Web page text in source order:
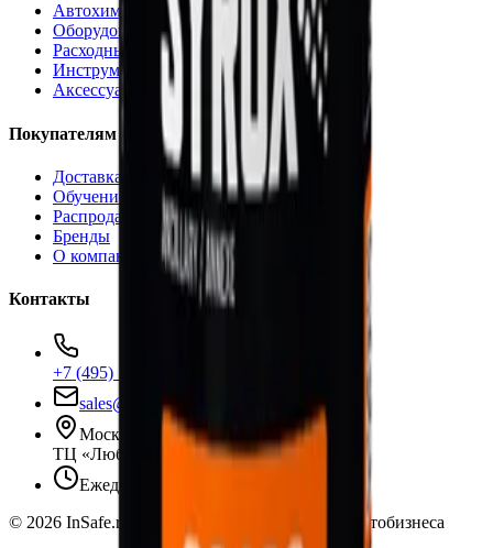
Автохимия
Оборудование
Расходные материалы
Инструменты
Аксессуары
Покупателям
Доставка и оплата
Обучение
Распродажа
Бренды
О компании
Контакты
+7 (495) 135-35-99
sales@insafe.ru
Москва, Люблинская ул., 153.
ТЦ «Люблю Молл», -1 уровень
Ежедневно 10:00 — 19:00
© 2026 InSafe.ru — Товары и технологии для автобизнеса